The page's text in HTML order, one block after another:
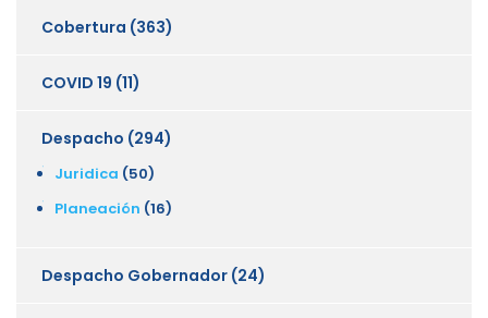
Cobertura (363)
COVID 19 (11)
Despacho (294)
Juridica (50)
Planeación (16)
Despacho Gobernador (24)